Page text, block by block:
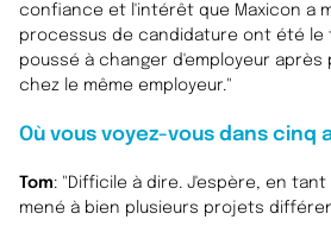
confiance et l'intérêt que Maxicon a
processus de candidature ont été le
poussé à changer d'employeur après
chez le même employeur."
Où vous voyez-vous dans cinq
Tom: "Difficile à dire. J'espère, en tant
mené à bien plusieurs projets